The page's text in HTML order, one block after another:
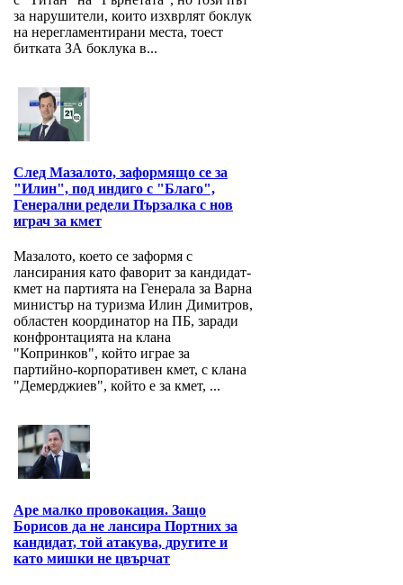
за нарушители, които изхврлят боклук
на нерегламентирани места, тоест
битката ЗА боклука в...
След Мазалото, заформящо се за
"Илин", под индиго с "Благо",
Генерални редели Пързалка с нов
играч за кмет
Мазалото, което се заформя с
лансирания като фаворит за кандидат-
кмет на партията на Генерала за Варна
министър на туризма Илин Димитров,
областен координатор на ПБ, заради
конфронтацията на клана
"Копринков", който играе за
партийно-корпоративен кмет, с клана
"Демерджиев", който е за кмет, ...
Аре малко провокация. Защо
Борисов да не лансира Портних за
кандидат, той атакува, другите и
като мишки не цвърчат